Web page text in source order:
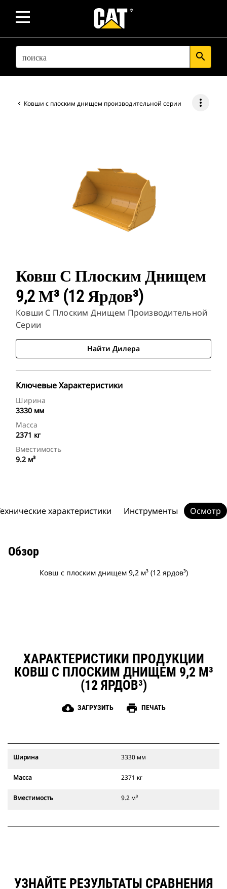
SEARCH search
Ковши с плоским днищем производительной серии more_vert
Ковш С Плоским Днищем
9,2 М³ (12 Ярдов³)
Ковши С Плоским Днищем Производительной
Серии
Найти Дилера
Ключевые Характеристики
Ширина
3330 мм
Масса
2371 кг
Вместимость
9.2 м³
характеристики Инструменты Осмотр
Обзор
Ковш с плоским днищем 9,2 м³ (12 ярдов³)
ХАРАКТЕРИСТИКИ ПРОДУКЦИИ
КОВШ С ПЛОСКИМ ДНИЩЕМ 9,2 М³
(12 ЯРДОВ³)
cloud_download ЗАГРУЗИТЬ print ПЕЧАТЬ
Ширина 3330 мм
Масса 2371 кг
Вместимость 9.2 м³
УЗНАЙТЕ РЕЗУЛЬТАТЫ СРАВНЕНИЯ